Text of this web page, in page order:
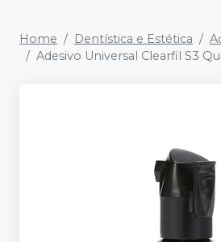
Home Dentística e Estética
Adesivo Universal Clearfil S3